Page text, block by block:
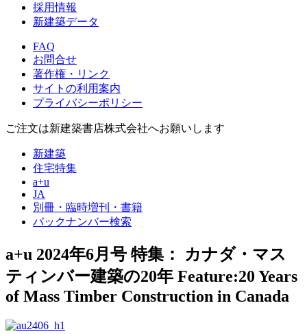
採用情報
新建築データ
FAQ
お問合せ
著作権・リンク
サイトの利用案内
プライバシーポリシー
ご注文は新建築書店株式会社へお願いします
新建築
住宅特集
a+u
JA
別冊・臨時増刊・書籍
バックナンバー検索
a+u 2024年6月号 特集： カナダ・マス
ティンバー建築の20年 Feature:20 Years
of Mass Timber Construction in Canada